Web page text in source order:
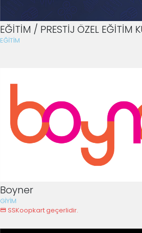
EĞİTİM / PRESTİJ ÖZEL EĞİTİM
EĞİTİM
Boyner
GİYİM
SSKoopkart geçerlidir.